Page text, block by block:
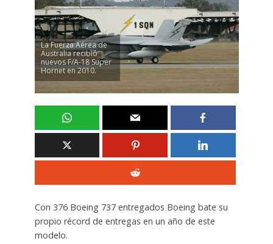
La Fuerza Aérea de
Australia recibió
nuevos F/A-18 Super
Hornet en 2010.
Con 376 Boeing 737 entregados Boeing bate su
propio récord de entregas en un año de este
modelo.